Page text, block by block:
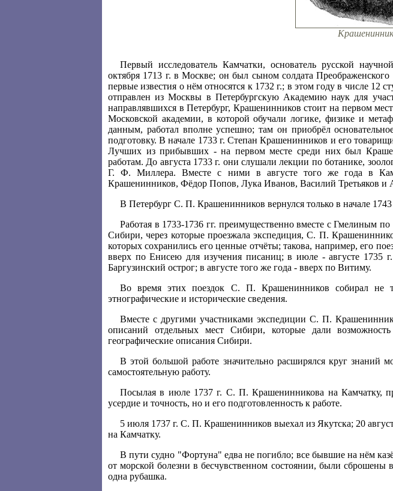
Первый исследователь Камчатки, основатель русской
октября 1713 г. в Москве; он был сыном солдата
первые известия о нём относятся к 1732 г.; в этом году в числе 12
отправлен из Москвы в Петербургскую Академию наук для
направлявшихся в Петербург, Крашенинников стоит на первом
Московской академии, в которой обучали логике, физике и
данным, работал вполне успешно; там он приобрёл
подготовку. В начале 1733 г. Степан Крашенинников и его
Лучших из прибывших - на первом месте среди них был
работам. До августа 1733 г. они слушали лекции по ботанике,
Г. Ф. Миллера. Вместе с ними в августе того же года в
Крашенинников, Фёдор Попов, Лука Иванов, Василий Третьяков и
В Петербург С. П. Крашенинников вернулся только в начале
Работая в 1733-1736 гг. преимущественно вместе с Гмелиным
Сибири, через которые проезжала экспедиция, С. П.
которых сохранились его ценные отчёты; такова, например, его
вверх по Енисею для изучения писаниц; в июле - августе 1735
Баргузинский острог; в августе того же года - вверх по Витиму.
Во время этих поездок С. П. Крашенинников собирал не
этнографические и исторические сведения.
Вместе с другими участниками экспедиции С. П.
описаний отдельных мест Сибири, которые дали возможность
географические описания Сибири.
В этой большой работе значительно расширялся круг знаний
самостоятельную работу.
Посылая в июле 1737 г. С. П. Крашенинникова на Камчатку,
усердие и точность, но и его подготовленность к работе.
5 июля 1737 г. С. П. Крашенинников выехал из Якутска; 20
на Камчатку.
В пути судно "Фортуна" едва не погибло; все бывшие на нём
от морской болезни в бесчувственном состоянии, были сброшены
одна рубашка.